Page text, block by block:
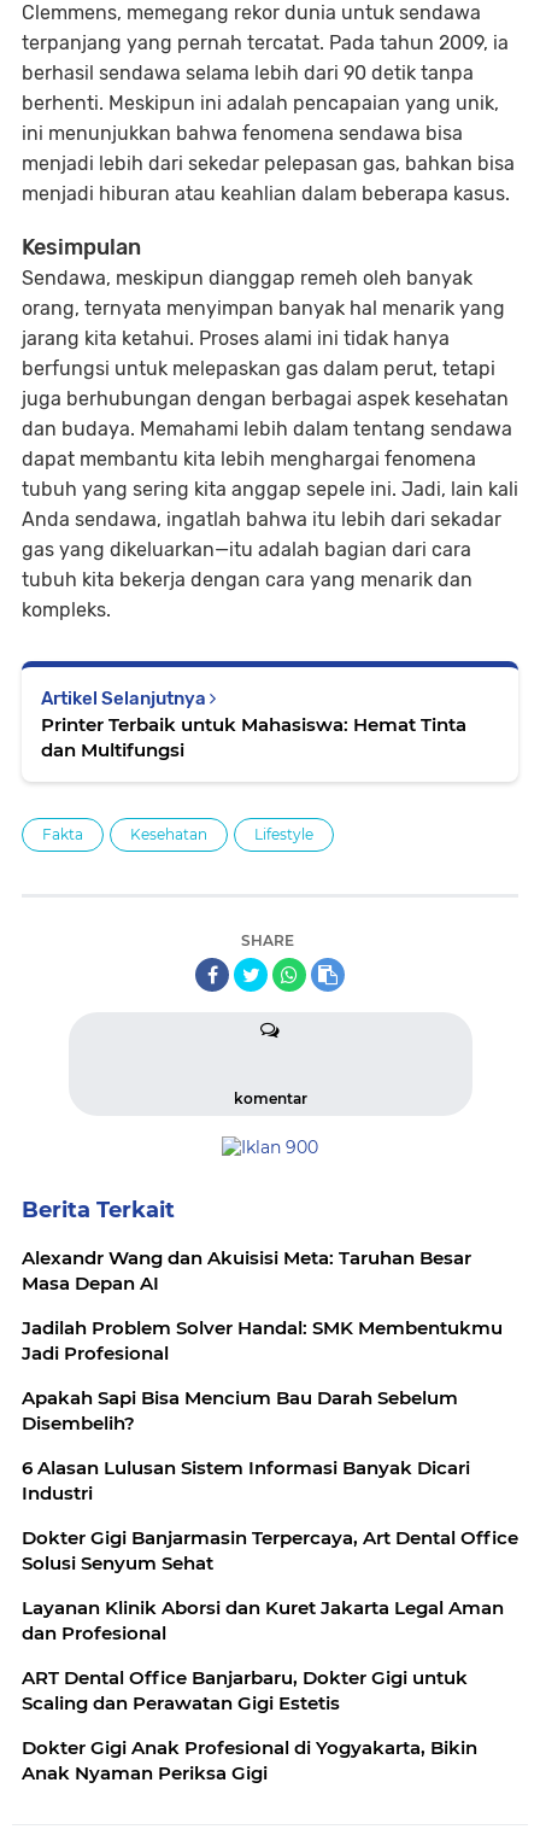
Clemmens, memegang rekor dunia untuk sendawa
terpanjang yang pernah tercatat. Pada tahun 2009, ia
berhasil sendawa selama lebih dari 90 detik tanpa
berhenti. Meskipun ini adalah pencapaian yang unik,
ini menunjukkan bahwa fenomena sendawa bisa
menjadi lebih dari sekedar pelepasan gas, bahkan bisa
menjadi hiburan atau keahlian dalam beberapa kasus.
Kesimpulan
Sendawa, meskipun dianggap remeh oleh banyak
orang, ternyata menyimpan banyak hal menarik yang
jarang kita ketahui. Proses alami ini tidak hanya
berfungsi untuk melepaskan gas dalam perut, tetapi
juga berhubungan dengan berbagai aspek kesehatan
dan budaya. Memahami lebih dalam tentang sendawa
dapat membantu kita lebih menghargai fenomena
tubuh yang sering kita anggap sepele ini. Jadi, lain kali
Anda sendawa, ingatlah bahwa itu lebih dari sekadar
gas yang dikeluarkan—itu adalah bagian dari cara
tubuh kita bekerja dengan cara yang menarik dan
kompleks.
Artikel Selanjutnya
Printer Terbaik untuk Mahasiswa: Hemat Tinta
dan Multifungsi
Fakta Kesehatan Lifestyle
SHARE
komentar
Berita Terkait
Alexandr Wang dan Akuisisi Meta: Taruhan Besar
Masa Depan AI
Jadilah Problem Solver Handal: SMK Membentukmu
Jadi Profesional
Apakah Sapi Bisa Mencium Bau Darah Sebelum
Disembelih?
6 Alasan Lulusan Sistem Informasi Banyak Dicari
Industri
Dokter Gigi Banjarmasin Terpercaya, Art Dental Office
Solusi Senyum Sehat
Layanan Klinik Aborsi dan Kuret Jakarta Legal Aman
dan Profesional
ART Dental Office Banjarbaru, Dokter Gigi untuk
Scaling dan Perawatan Gigi Estetis
Dokter Gigi Anak Profesional di Yogyakarta, Bikin
Anak Nyaman Periksa Gigi